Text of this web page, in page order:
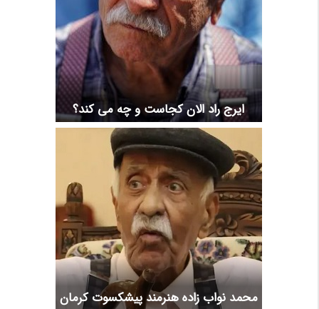
ایرج راد الان کجاست و چه می کند؟
محمد نواب زاده هنرمند پیشکسوت کرمان